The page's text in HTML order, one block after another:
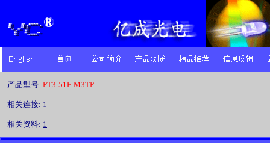
产品型号: PT3-51F-M3TP
相关连接: 1
相关资料: 1